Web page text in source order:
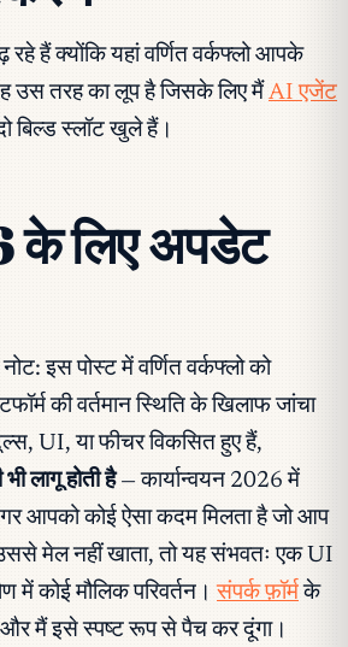
हैं क्योंकि यहां वर्णित वर्कफ्लो आपके
उस तरह का लूप है जिसके लिए मैं AI एजेंट
बिल्ड स्लॉट खुले हैं।
लिए अपडेट
इस पोस्ट में वर्णित वर्कफ्लो को
की वर्तमान स्थिति के खिलाफ जांचा
UI, या फीचर विकसित हुए हैं,
लागू होती है— कार्यान्वयन 2026 में
आपको कोई ऐसा कदम मिलता है जो आप
मेल नहीं खाता, तो यह संभवतः एक UI
में कोई मौलिक परिवर्तन।संपर्क फ़ॉर्मके
मैं इसे स्पष्ट रूप से पैच कर दूंगा।